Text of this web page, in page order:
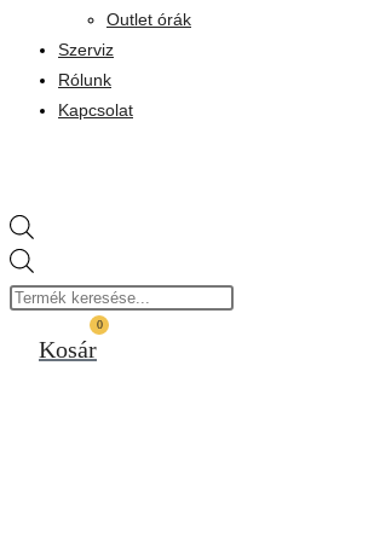
Outlet órák
Szerviz
Rólunk
Kapcsolat
search
0
Kosár